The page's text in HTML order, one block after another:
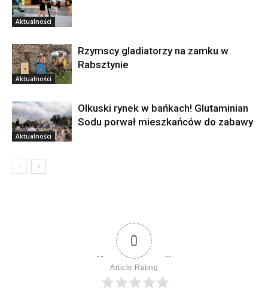
Aktualności
Aktualności
Rzymscy gladiatorzy na zamku w
Rabsztynie
Aktualności
Olkuski rynek w bańkach! Glutaminian
Sodu porwał mieszkańców do zabawy
0
Article Rating